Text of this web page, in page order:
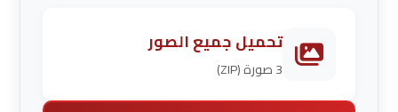
تحميل جميع الصور
3 صورة (ZIP)